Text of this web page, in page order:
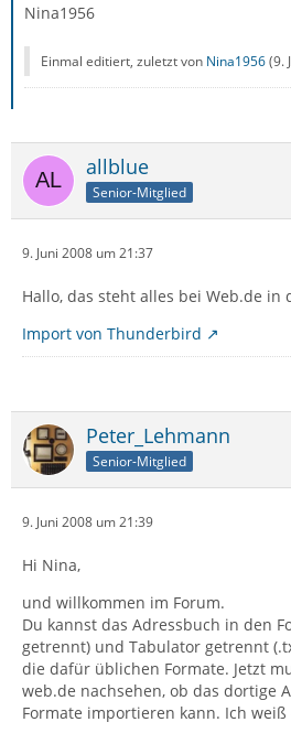
Nina1956
Einmal editiert, zuletzt von Nina1956(9.
allblue
Senior-Mitglied
9. Juni 2008 um 21:37
Hallo, das steht alles bei Web.de in
Import von Thunderbird
Peter_Lehmann
Senior-Mitglied
9. Juni 2008 um 21:39
Hi Nina,
und willkommen im Forum.
Du kannst das Adressbuch in den
getrennt) und Tabulator getrennt
die dafür üblichen Formate. Jetzt
web.de nachsehen, ob das dortige
Formate importieren kann. Ich